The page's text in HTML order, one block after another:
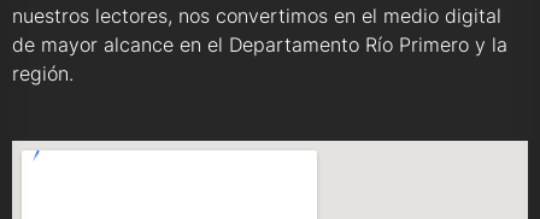
nuestros lectores, nos convertimos en el medio digital
de mayor alcance en el Departamento Río Primero y la
región.